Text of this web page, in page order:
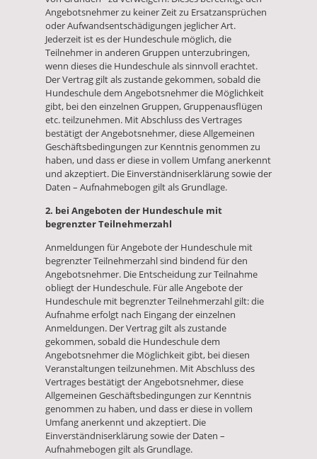
Angebotsnehmer zu keiner Zeit zu Ersatzansprüchen
oder Aufwandsentschädigungen jeglicher Art.
Jederzeit ist es der Hundeschule möglich, die
Teilnehmer in anderen Gruppen unterzubringen,
wenn dieses die Hundeschule als sinnvoll erachtet.
Der Vertrag gilt als zustande gekommen, sobald die
Hundeschule dem Angebotsnehmer die Möglichkeit
gibt, bei den einzelnen Gruppen, Gruppenausflügen
etc. teilzunehmen. Mit Abschluss des Vertrages
bestätigt der Angebotsnehmer, diese Allgemeinen
Geschäftsbedingungen zur Kenntnis genommen zu
haben, und dass er diese in vollem Umfang anerkennt
und akzeptiert. Die Einverständniserklärung sowie der
Daten – Aufnahmebogen gilt als Grundlage.
2. bei Angeboten der Hundeschule mit
begrenzter Teilnehmerzahl
Anmeldungen für Angebote der Hundeschule mit
begrenzter Teilnehmerzahl sind bindend für den
Angebotsnehmer. Die Entscheidung zur Teilnahme
obliegt der Hundeschule. Für alle Angebote der
Hundeschule mit begrenzter Teilnehmerzahl gilt: die
Aufnahme erfolgt nach Eingang der einzelnen
Anmeldungen. Der Vertrag gilt als zustande
gekommen, sobald die Hundeschule dem
Angebotsnehmer die Möglichkeit gibt, bei diesen
Veranstaltungen teilzunehmen. Mit Abschluss des
Vertrages bestätigt der Angebotsnehmer, diese
Allgemeinen Geschäftsbedingungen zur Kenntnis
genommen zu haben, und dass er diese in vollem
Umfang anerkennt und akzeptiert. Die
Einverständniserklärung sowie der Daten –
Aufnahmebogen gilt als Grundlage.